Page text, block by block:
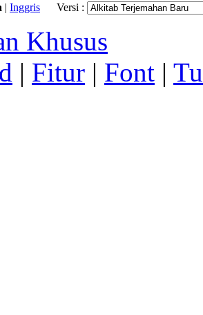
| Inggris Versi :
Khusus
| Fitur | Font |